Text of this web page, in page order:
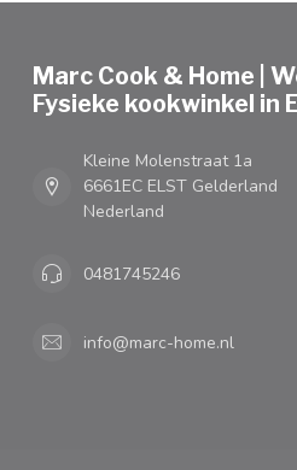
Marc Cook & Home |
Fysieke kookwinkel in
Kleine Molenstraat 1a
6661EC ELST Gelderland
Nederland
0481745246
info@marc-home.nl